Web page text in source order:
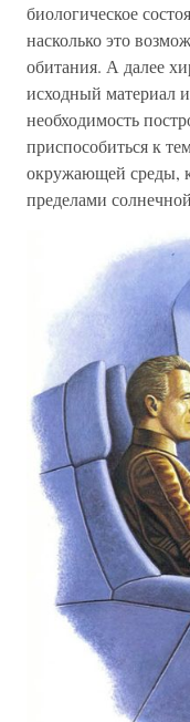
биологическое
насколько это
обитания. А далее
исходный материал
необходимость
приспособиться к
окружающей среды,
пределами